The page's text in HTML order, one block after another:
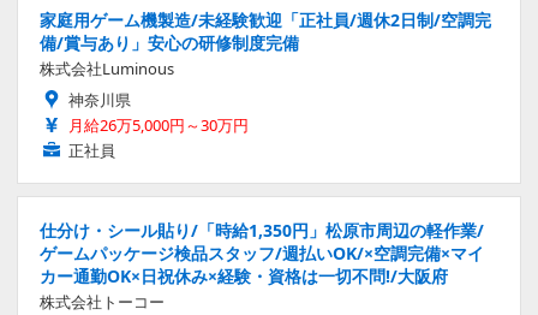
家庭用ゲーム機製造/未経験歓迎「正社員/週休2日制/空調完
備/賞与あり」安心の研修制度完備
株式会社Luminous
神奈川県
月給26万5,000円～30万円
正社員
仕分け・シール貼り/「時給1,350円」松原市周辺の軽作業/
ゲームパッケージ検品スタッフ/週払いOK/×空調完備×マイ
カー通勤OK×日祝休み×経験・資格は一切不問!/大阪府
株式会社トーコー